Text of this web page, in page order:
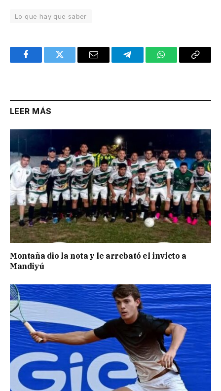
Lo que hay que saber
FacebookTwitter Email TelegramWhatsAppCopy
LEER MÁS
Montaña dio la nota y le arrebató el invicto a
Mandiyú